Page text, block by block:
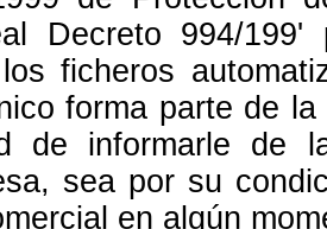
Decreto 994/
ficheros
forma parte de
de informarle de
sea por su
en algún